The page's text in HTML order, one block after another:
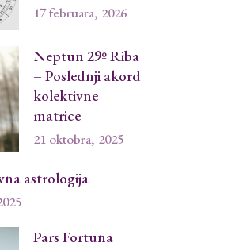
17 februara, 2026
Neptun 29º Riba
– Poslednji akord
kolektivne
matrice
21 oktobra, 2025
astrologija
Pars Fortuna